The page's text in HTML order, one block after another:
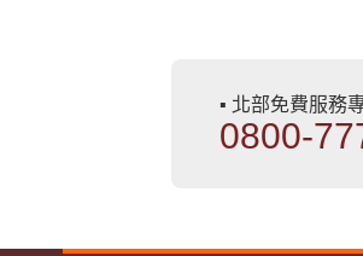
▪ 北部免費服務
0800-